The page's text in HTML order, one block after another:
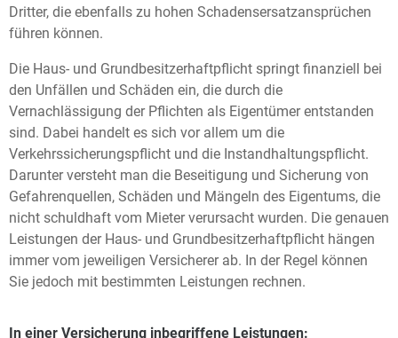
Dritter, die ebenfalls zu hohen Schadensersatzansprüchen
führen können.
Die Haus- und Grundbesitzerhaftpflicht springt finanziell bei
den Unfällen und Schäden ein, die durch die
Vernachlässigung der Pflichten als Eigentümer entstanden
sind. Dabei handelt es sich vor allem um die
Verkehrssicherungspflicht und die Instandhaltungspflicht.
Darunter versteht man die Beseitigung und Sicherung von
Gefahrenquellen, Schäden und Mängeln des Eigentums, die
nicht schuldhaft vom Mieter verursacht wurden. Die genauen
Leistungen der Haus- und Grundbesitzerhaftpflicht hängen
immer vom jeweiligen Versicherer ab. In der Regel können
Sie jedoch mit bestimmten Leistungen rechnen.
In einer Versicherung inbegriffene Leistungen: